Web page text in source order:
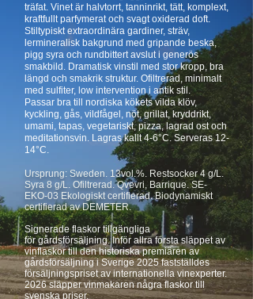
träfat. Vinet är halvtorrt, tanninrikt, tätt, komplext,
kraftfullt parfymerat och svagt oxiderad doft.
Stiltypiskt extraordinära gardiner, sträv,
lermineralisk bakgrund med gripande beska,
pigg syra och rundbittert avslut i generös
smakbild. Dramatisk vinstil med stor kropp, bra
längd och smakrik struktur. Ofiltrerad, minimalt
med sulfiter, low intervention i antik stil.
Passar bra till nordiska kökets vilda klöv,
kyckling, gås, vildfågel, nöt, grillat, kryddrikt,
umami, tapas, vegetariskt, pizza, lagrad ost och
meditationsvin. Lagras kallt 4-6°C. Serveras 12-
14°C.
Ursprung: Sweden. 13vol.%. Restsocker 4 g/L.
Syra 8 g/L. Ofiltrerad. Qvevri, Barrique. SE-
EKO-03 Ekologiskt certifierad. Biodynamiskt
certifierad av DEMETER.
Signerade flaskor tillgängliga
förgårdsförsäljning. Inför allra första släppet av
vinflaskor till den historiska premiären av
gårdsförsäljning i Sverige 2025 fastställdes
försäljningspriset av internationella vinexperter.
2026 släpper vinmakaren några flaskor till
svenska priser.